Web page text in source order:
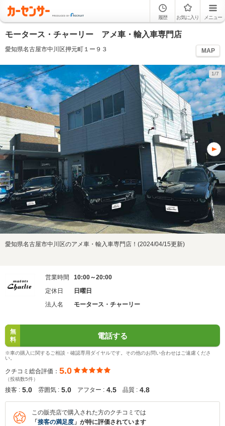
履歴 お気に入り メニュー
モータース・チャーリー アメ車・輸入車専門店
愛知県名古屋市中川区押元町１ー９３ MAP
1/7
愛知県名古屋市中川区のアメ車・輸入車専門店！(2024/04/15更新)
営業時間
10:00～20:00
定休日
日曜日
法人名
モータース・チャーリー
無
料
電話する
※車の購入に関するご相談・確認専用ダイヤルです。その他のお問い合わせはご遠慮くださ
い。
クチコミ総合評価： 5.0
（投稿数5件）
接客 : 5.0 雰囲気 : 5.0 アフター : 4.5 品質 : 4.8
この販売店で購入された方のクチコミでは
「 接客の満足度 」が特に評価されています